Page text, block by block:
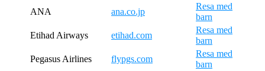
ANA
ana.co.jp
Resa med
barn
Etihad Airways
etihad.com
Resa med
barn
Pegasus Airlines
flypgs.com
Resa med
barn